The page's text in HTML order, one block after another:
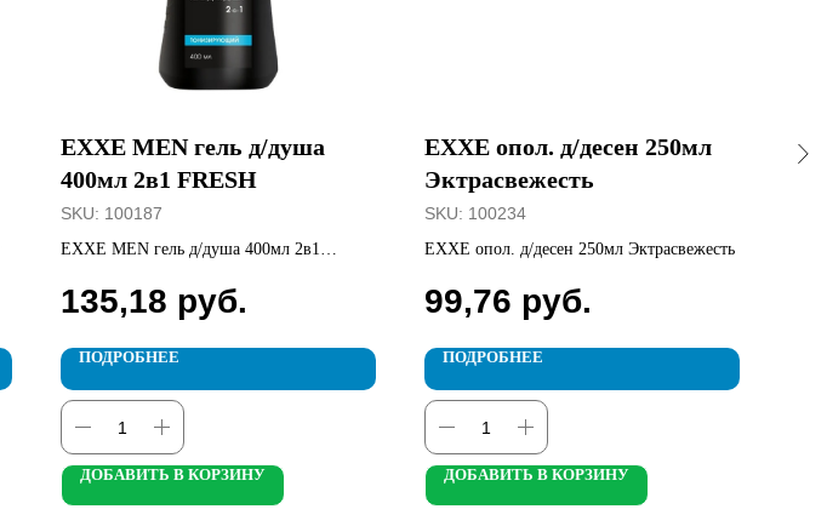
EXXE MEN гель д/душа
400мл 2в1 FRESH
SKU: 100187
EXXE MEN гель д/душа 400мл 2в1
135,18 руб.
ПОДРОБНЕЕ
ДОБАВИТЬ В КОРЗИНУ
EXXE опол. д/десен 250мл
Эктрасвежесть
SKU: 100234
EXXE опол. д/десен 250мл Эктрасвежесть
99,76 руб.
ПОДРОБНЕЕ
ДОБАВИТЬ В КОРЗИНУ